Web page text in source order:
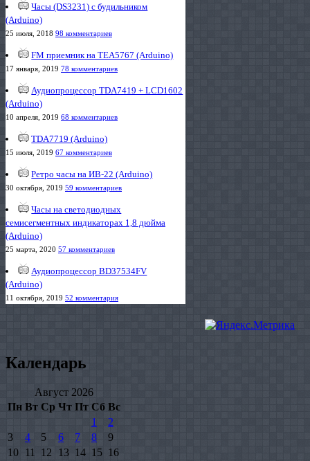
Часы (DS3231) с будильником
(Arduino)
25 июля, 2018 98 комментариев
FM приемник на TEA5767 (Arduino)
17 января, 2019 78 комментариев
Аудиопроцессор TDA7419 + LCD1602
(Arduino)
10 апреля, 2019 68 комментариев
TDA7719 (Arduino)
15 июля, 2019 67 комментариев
Ретро часы на ИВ-22 (Arduino)
30 октября, 2019 59 комментариев
Часы на светодиодных
семисегментных индикаторах 1,8 дюйма
(Arduino)
25 марта, 2020 57 комментариев
Аудиопроцессор BD37534FV
(Arduino)
11 октября, 2019 52 комментария
Календарь
Август 2026
Пн Вт Ср Чт Пт Сб Вс
1
2
3
4 5 6 7 8
9
10
11 12 13 14 15 16